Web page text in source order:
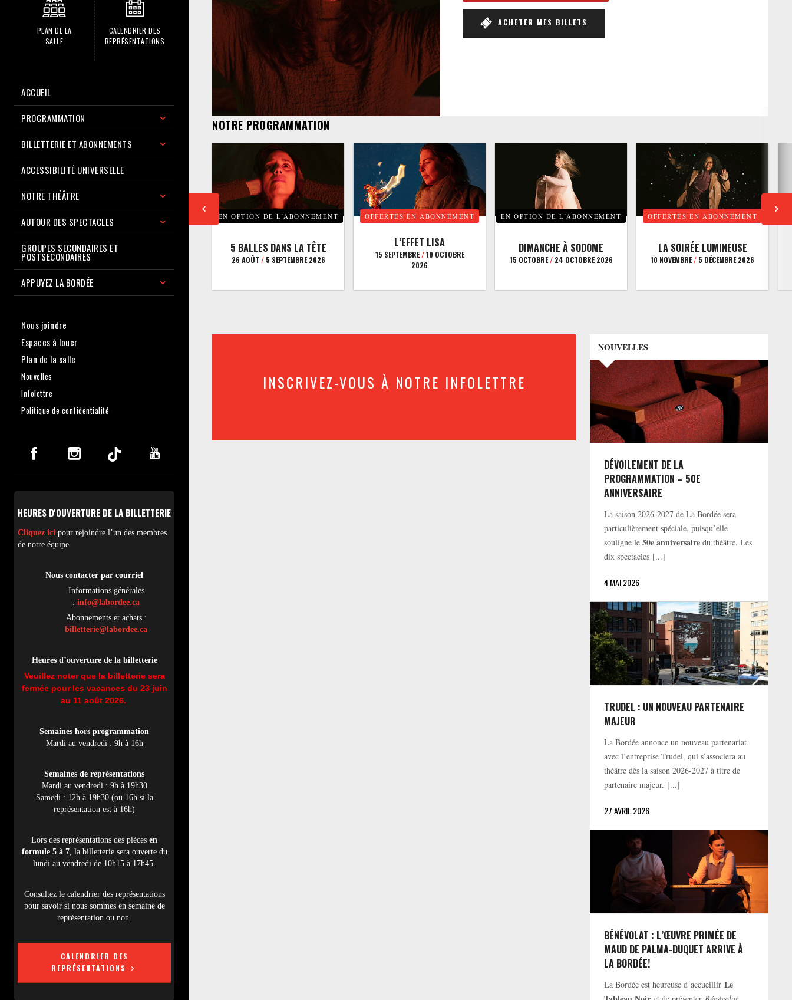
PLAN DE LA
SALLE
CALENDRIER DES
REPRÉSENTATIONS
ACCUEIL
PROGRAMMATION
BILLETTERIE ET ABONNEMENTS
ACCESSIBILITÉ UNIVERSELLE
NOTRE THÉÂTRE
AUTOUR DES SPECTACLES
GROUPES SECONDAIRES ET
POSTSECONDAIRES
APPUYEZ LA BORDÉE
Nous joindre
Espaces à louer
Plan de la salle
Nouvelles
Infolettre
Politique de confidentialité
HEURES D'OUVERTURE DE LA BILLETTERIE
Cliquez ici pour rejoindre l’un des membres
de notre équipe.
Nous contacter par courriel
Informations générales
: info@labordee.ca
Abonnements et achats :
billetterie@labordee.ca
Heures d’ouverture de la billetterie
Veuillez noter que la billetterie sera
fermée pour les vacances du 23 juin
au 11 août 2026.
Semaines hors programmation
Mardi au vendredi : 9h à 16h
Semaines de représentations
Mardi au vendredi : 9h à 19h30
Samedi : 12h à 19h30 (ou 16h si la
représentation est à 16h)
Lors des représentations des pièces en
formule 5 à 7, la billetterie sera ouverte du
lundi au vendredi de 10h15 à 17h45.
Consultez le calendrier des représentations
pour savoir si nous sommes en semaine de
représentation ou non.
CALENDRIER DES
REPRÉSENTATIONS
ACHETER MES BILLETS
NOTRE PROGRAMMATION
EN OPTION DE L’ABONNEMENT
5 BALLES DANS LA TÊTE
26 AOÛT /5 SEPTEMBRE 2026
OFFERTES EN ABONNEMENT
L’EFFET LISA
15 SEPTEMBRE/10 OCTOBRE
2026
EN OPTION DE L’ABONNEMENT
DIMANCHE À SODOME
15 OCTOBRE/24 OCTOBRE 2026
OFFERTES EN ABONNEMENT
LA SOIRÉE LUMINEUSE
10 NOVEMBRE/ 5 DÉCEMBRE 2026
INSCRIVEZ-VOUS À NOTRE INFOLETTRE
NOUVELLES
DÉVOILEMENT DE LA
PROGRAMMATION – 50E
ANNIVERSAIRE
La saison 2026-2027 de La Bordée sera
particulièrement spéciale, puisqu’elle
souligne le50e anniversaire du théâtre. Les
dix spectacles [...]
4 MAI 2026
TRUDEL : UN NOUVEAU PARTENAIRE
MAJEUR
La Bordée annonce un nouveau partenariat
avec l’entreprise Trudel, qui s’associera au
théâtre dès la saison 2026-2027 à titre de
partenaire majeur. [...]
27 AVRIL 2026
BÉNÉVOLAT : L’ŒUVRE PRIMÉE DE
MAUD DE PALMA-DUQUET ARRIVE À
LA BORDÉE!
La Bordée est heureuse d’accueillirLe